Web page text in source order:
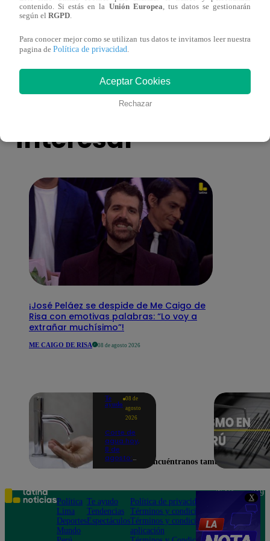
X
más unidas que nunca?
También te puede
interesar
¡José Peláez se despide de Me Caigo de
Risa con emotivas palabras: “Lo voy a
extrañar muchísimo”!
ME CAIGO DE RISA 08 de agosto 2026
Te
ayudo
08 de
agosto
2026
Corte de
agua hoy,
8 de
agosto:
sin el
servicio de
Sedapal
contenido. Si estás en la Unión Europea, tus datos se gestionarán
según el RGPD.
Para conocer mejor como se utilizan tus datos te invitamos leer nuestra
pagina de Política de privacidad.
Aceptar Cookies
Rechazar
Encuéntranos también en
Política
Lima
Deportes
Mundo
Te ayudo
Tendencias
Espectáculos
Política de privacidad
Términos y condiciones
Términos y condiciones
aplicación
Teléfono: 219
Av. San
Felipe 968
Jesús María